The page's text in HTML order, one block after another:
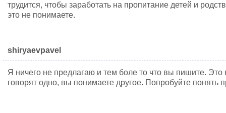
трудится, чтобы заработать на пропитание детей и
это не понимаете.
shiryaevpavel
Я ничего не предлагаю и тем боле то что вы пишите. Это
говорят одно, вы понимаете другое. Попробуйте понять